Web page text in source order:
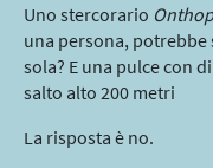
Uno stercorario
una persona, potrebbe
sola? E una pulce con
salto alto 200 metri
La risposta è no.